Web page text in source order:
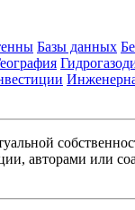
Базы данных
авторами или